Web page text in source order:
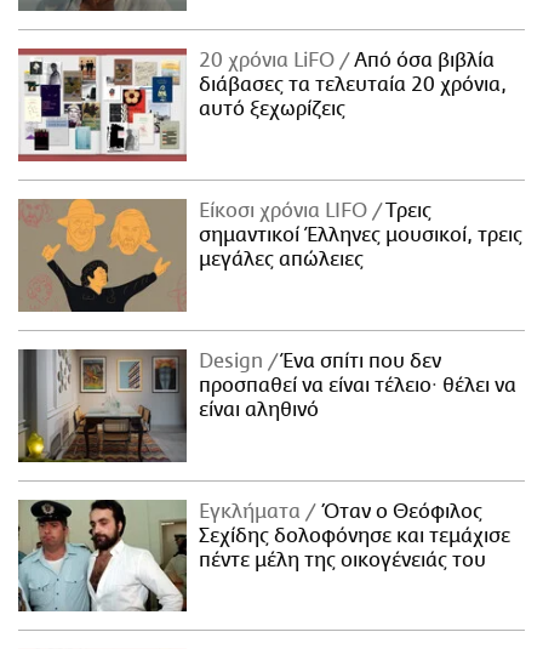
20 χρόνια LiFO
Από όσα βιβλία
διάβασες τα τελευταία 20 χρόνια,
αυτό ξεχωρίζεις
Είκοσι χρόνια LIFO
Tρεις
σημαντικοί Έλληνες μουσικοί, τρεις
μεγάλες απώλειες
Design
Ένα σπίτι που δεν
προσπαθεί να είναι τέλειο· θέλει να
είναι αληθινό
Εγκλήματα
Όταν ο Θεόφιλος
Σεχίδης δολοφόνησε και τεμάχισε
πέντε μέλη της οικογένειάς του